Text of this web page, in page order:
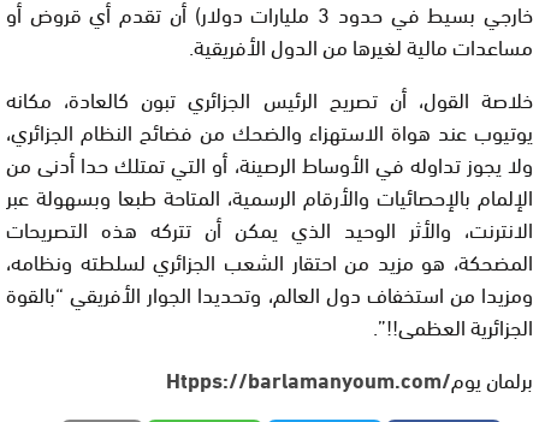
خارجي بسيط في حدود 3 مليارات دولار) أن تقدم أي قروض أو
مساعدات مالية لغيرها من الدول الأفريقية.
خلاصة القول، أن تصريح الرئيس الجزائري تبون كالعادة، مكانه
يوتيوب عند هواة الاستهزاء والضحك من فضائح النظام الجزائري،
ولا يجوز تداوله في الأوساط الرصينة، أو التي تمتلك حدا أدنى من
الإلمام بالإحصائيات والأرقام الرسمية، المتاحة طبعا وبسهولة عبر
الانترنت، والأثر الوحيد الذي يمكن أن تتركه هذه التصريحات
المضحكة، هو مزيد من احتقار الشعب الجزائري لسلطته ونظامه،
ومزيدا من استخفاف دول العالم، وتحديدا الجوار الأفريقي “بالقوة
الجزائرية العظمى!!”.
برلمان يوم/Htpps://barlamanyoum.com